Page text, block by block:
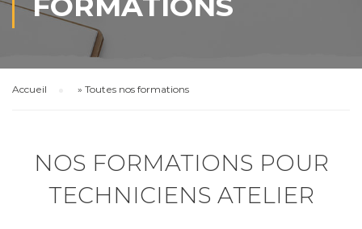
Accueil » Toutes nos formations
NOS FORMATIONS POUR
TECHNICIENS ATELIER